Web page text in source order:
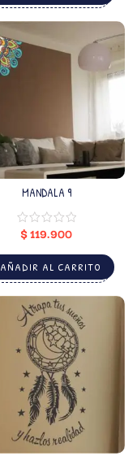
MANDALA 9
$119.900
AÑADIR AL CARRITO